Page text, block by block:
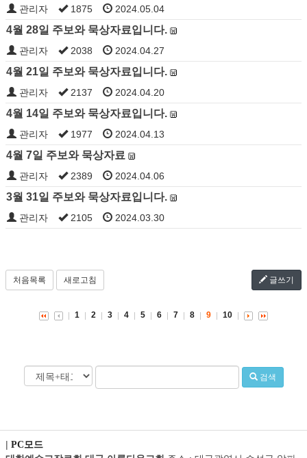
관리자 1875 2024.05.04
4월 28일 주보와 묵상자료입니다.
관리자 2038 2024.04.27
4월 21일 주보와 묵상자료입니다.
관리자 2137 2024.04.20
4월 14일 주보와 묵상자료입니다.
관리자 1977 2024.04.13
4월 7일 주보와 묵상자료
관리자 2389 2024.04.06
3월 31일 주보와 묵상자료입니다.
관리자 2105 2024.03.30
처음목록 새로고침 글쓰기
1 2 3 4 5 6 7 8 9 10
검색
| PC모드